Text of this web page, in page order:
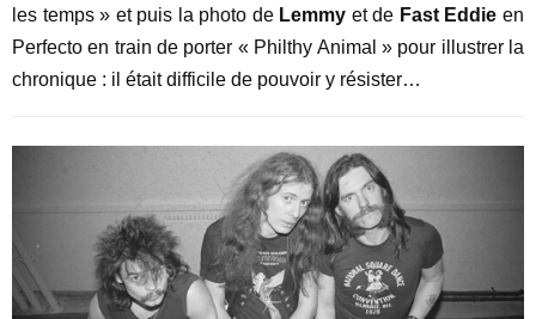
les temps » et puis la photo de Lemmy et de Fast Eddie en
Perfecto en train de porter « Philthy Animal » pour illustrer la
chronique : il était difficile de pouvoir y résister…